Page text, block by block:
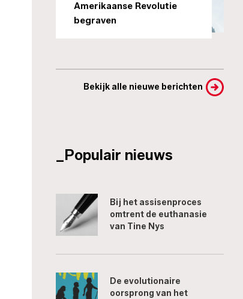
Amerikaanse Revolutie
begraven
Bekijk alle nieuwe berichten
_Populair nieuws
Bij het assisenproces
omtrent de euthanasie
van Tine Nys
De evolutionaire
oorsprong van het